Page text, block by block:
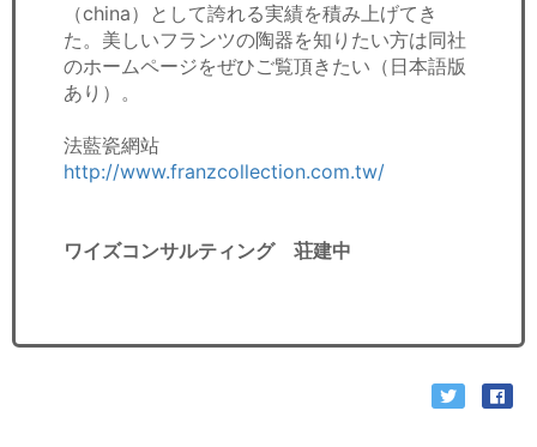
（china）として誇れる実績を積み上げてき
た。美しいフランツの陶器を知りたい方は同社
のホームページをぜひご覧頂きたい（日本語版
あり）。
法藍瓷網站
http://www.franzcollection.com.tw/
ワイズコンサルティング 荘建中